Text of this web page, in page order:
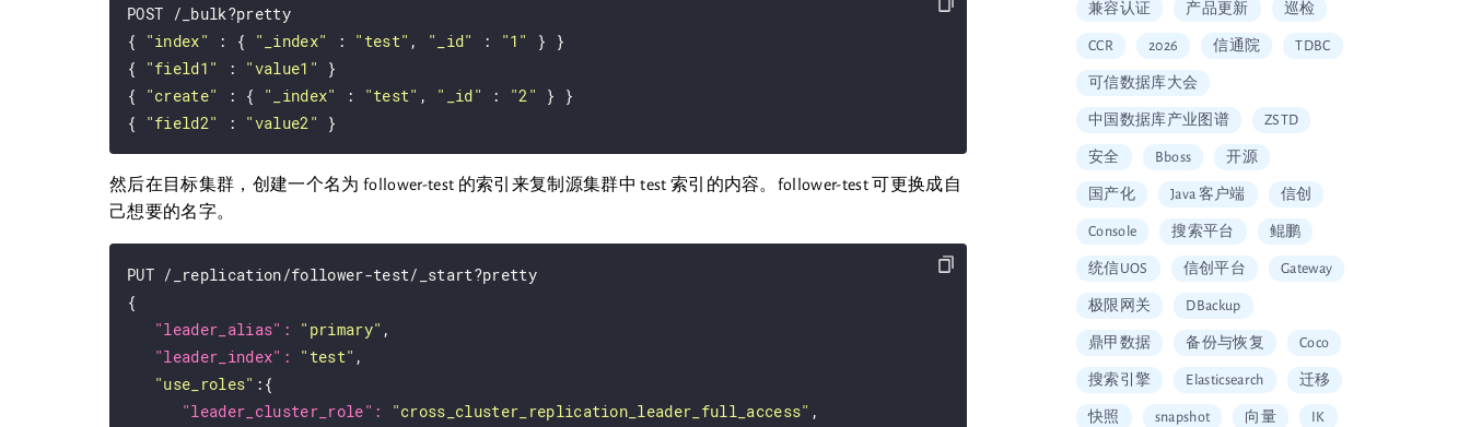
POST /_bulk?pretty
{
"index" : { "_index" : "test" , "_id" : "1"
} }
{
"field1" : "value1"
}
{
"create" : { "_index" : "test" , "_id" : "2"
} }
{
"field2" : "value2"
然后在目标集群，创建一个名为 follower-test 的索引来复制源集群中 test 索引的内容。follower-test 可更换成自
己想要的名字。
PUT /_replication/follower-test/_start?pretty
{
"leader_alias": "primary" ,
"leader_index": "test" ,
"use_roles" :{
"leader_cluster_role":
"cross_cluster_replication_leader_full_access" ,
兼容认证 产品更新 巡检
CCR 2026 信通院 TDBC
可信数据库大会
中国数据库产业图谱 ZSTD
安全 Bboss 开源
国产化 Java 客户端 信创
Console 搜索平台 鲲鹏
统信UOS 信创平台 Gateway
极限网关 DBackup
鼎甲数据 备份与恢复 Coco
搜索引擎 Elasticsearch 迁移
快照 snapshot 向量 IK